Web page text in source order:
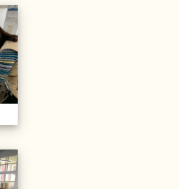
20211206校內語文競賽
20211206校內語文競賽